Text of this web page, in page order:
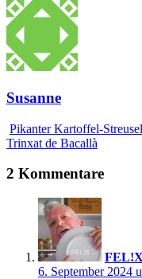
Susanne
Pikanter Kartoffel-
Trinxat de Bacallà
2 Kommentare
FEL!X
6. September 2024